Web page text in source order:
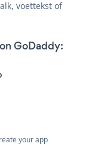
voettekst of
GoDaddy:
your app